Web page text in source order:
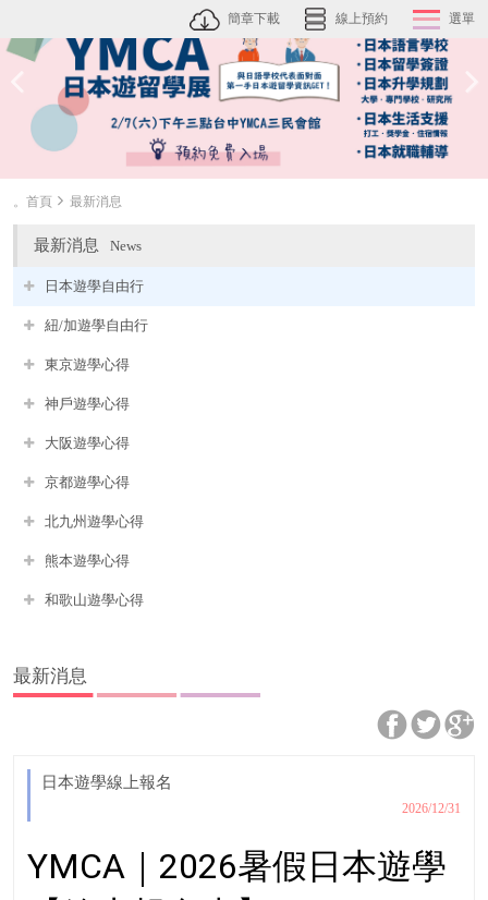
簡章下載 線上預約 選單
。首頁 最新消息
最新消息 News
日本遊學自由行
紐/加遊學自由行
東京遊學心得
神戶遊學心得
大阪遊學心得
京都遊學心得
北九州遊學心得
熊本遊學心得
和歌山遊學心得
最新消息
日本遊學線上報名
2026/12/31